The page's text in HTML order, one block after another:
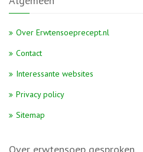
Over Erwtensoeprecept.nl
Contact
Interessante websites
Privacy policy
Sitemap
Over erwtensoep gesproken